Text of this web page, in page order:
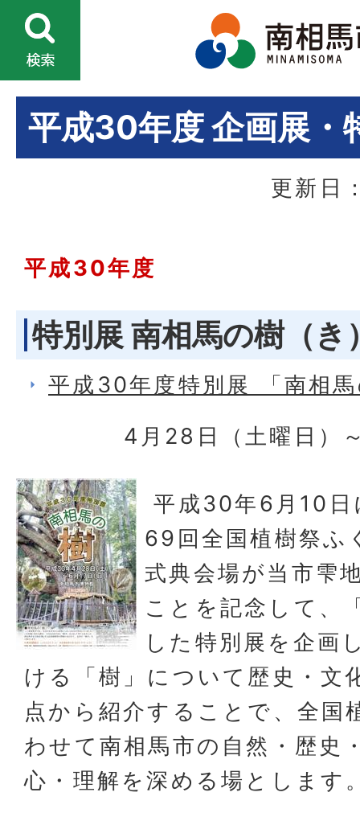
平成30年度 企画展・
更新日
平成30年度
特別展 南相馬の樹（き
平成30年度特別展 「南相
4月28日（土曜日）
平成30年6月10日
69回全国植樹祭
式典会場が当市雫
ことを記念して、
した特別展を企画
ける「樹」について歴史・文
点から紹介することで、全国
わせて南相馬市の自然・歴史
心・理解を深める場とします